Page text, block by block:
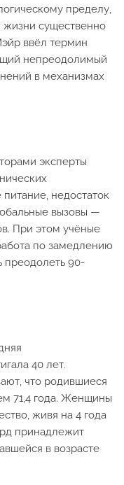
пределу,
жизни существенно
ввёл термин
непреодолимый
в механизмах
эксперты
недостаток
вызовы —
При этом учёные
по замедлению
преодолеть 90-
40 лет.
что родившиеся
71,4 года. Женщины
живя на 4 года
принадлежит
в возрасте